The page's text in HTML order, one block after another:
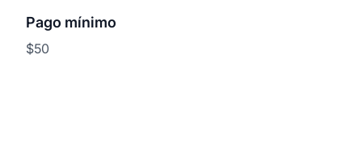
Pago mínimo
$50